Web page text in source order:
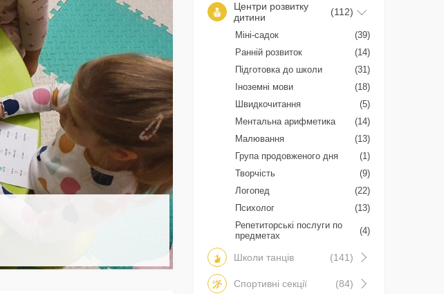
Центри розвитку
дитини
(112)
Міні-садок
(39)
Ранній розвиток
(14)
Підготовка до школи
(31)
Іноземні мови
(18)
Швидкочитання
(5)
Ментальна арифметика
(14)
Малювання
(13)
Група продовженого дня
(1)
Творчість
(9)
Логопед
(22)
Психолог
(13)
Репетиторські послуги по
предметах
(4)
Школи танців (141)
Спортивні секції (84)